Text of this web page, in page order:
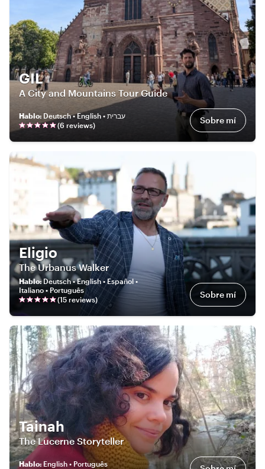
GIL
A City and Mountains Tour Guide
Hablo:
Deutsch • English • עברית
(6 reviews) Sobre mí
Eligio
The Urbanus Walker
Hablo:Deutsch • English • Español •
Italiano • Português
(15 reviews) Sobre mí
Tainah
The Lucerne Storyteller
Hablo: English • Português